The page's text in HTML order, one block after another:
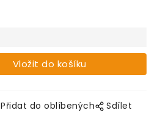
Přidat do oblíbených Sdílet